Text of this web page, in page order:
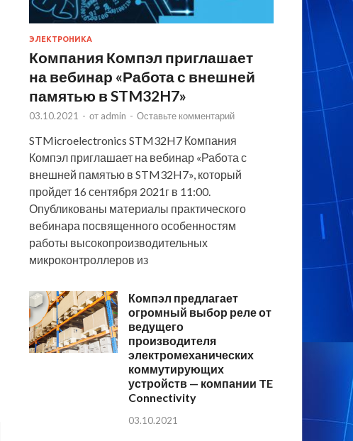
ЭЛЕКТРОНИКА
Компания Компэл приглашает
на вебинар «Работа с внешней
памятью в STM32H7»
03.10.2021 - от admin - Оставьте комментарий
STMicroelectronics STM32H7 Компания
Компэл приглашает на вебинар «Работа с
внешней памятью в STM32H7», который
пройдет 16 сентября 2021г в 11:00.
Опубликованы материалы практического
вебинара посвященного особенностям
работы высокопроизводительных
микроконтроллеров из
Компэл предлагает
огромный выбор реле от
ведущего
производителя
электромеханических
коммутирующих
устройств — компании TE
Connectivity
03.10.2021